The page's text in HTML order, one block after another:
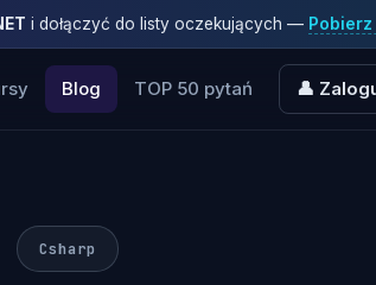
i dołączyć do listy oczekujących — Pobierz
Blog TOP 50 pytań 👤
Csharp